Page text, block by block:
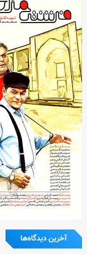
آخرین دیدگاه‌ها